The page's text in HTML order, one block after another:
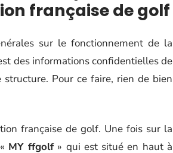
française de golf
sur le fonctionnement de la
des informations confidentielles de
Pour ce faire, rien de bien
française de golf. Une fois sur la
MY ffgolf» qui est situé en haut à